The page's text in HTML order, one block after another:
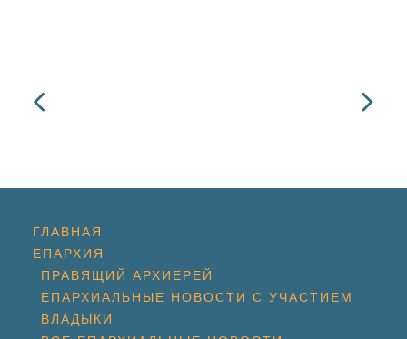
ГЛАВНАЯ
ЕПАРХИЯ
ПРАВЯЩИЙ АРХИЕРЕЙ
ЕПАРХИАЛЬНЫЕ НОВОСТИ С УЧАСТИЕМ
ВЛАДЫКИ